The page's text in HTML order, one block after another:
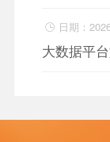
 日期：
大数据平